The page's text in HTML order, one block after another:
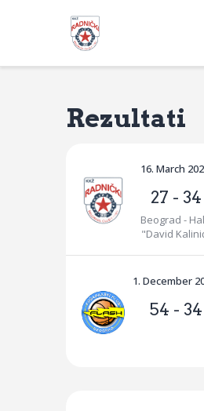
KKŽ Radnički
Novosti
Kontakt
Rezultati
16. March
27 - 34
Beograd -
"David
1. December
54 - 34